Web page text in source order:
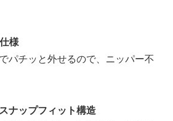
様
チッと外せるので、ニッパー不
ナップフィット構造